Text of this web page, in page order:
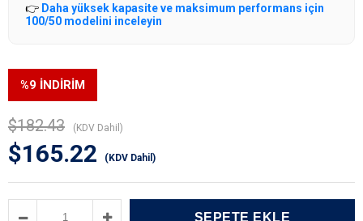
👉 Daha yüksek kapasite ve maksimum performans için
100/50 modelini inceleyin
%9 İNDIRIM
$182.43 (KDV Dahil)
$165.22 (KDV Dahil)